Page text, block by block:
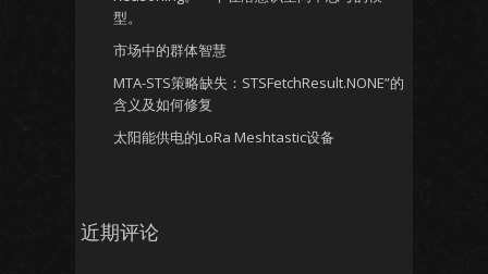
型。
市场中的群体智慧
MTA-STS策略缺失：STSFetchResult.NONE”的
含义及如何修复
太阳能供电的LoRa Meshtastic设备
近期评论